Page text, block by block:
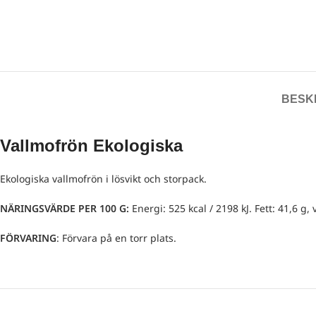
Vallmofrön Ekologiska
Ekologiska vallmofrön i lösvikt och storpack.
NÄRINGSVÄRDE PER 100 G: Energi: 525 kcal / 2198 kJ. Fett: 41,6
FÖRVARING: Förvara på en torr plats.